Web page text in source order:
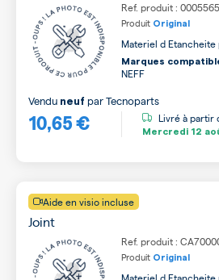
Ref. produit :
Produit Original
Materiel d
Marques
NEFF
10,65 €
Vendu neuf parTecnoparts
Livré à partir
Mercredi 12
Aide en visio incluse
Joint
Ref. produit :
Produit Original